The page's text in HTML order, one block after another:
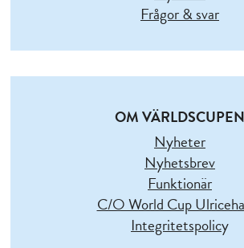
Frågor & svar
OM VÄRLDSCUPEN
Nyheter
Nyhetsbrev
Funktionär
C/O World Cup
Integritetspolicy